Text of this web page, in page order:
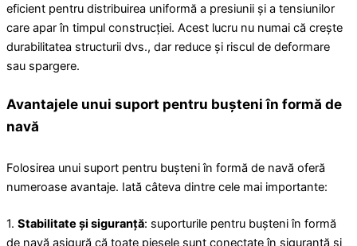
eficient pentru distribuirea uniformă a presiunii și a tensiunilor
care apar în timpul construcției. Acest lucru nu numai că crește
durabilitatea structurii dvs., dar reduce și riscul de deformare
sau spargere.
Avantajele unui suport pentru bușteni în formă de
navă
Folosirea unui suport pentru bușteni în formă de navă oferă
numeroase avantaje. Iată câteva dintre cele mai importante:
1. Stabilitate și siguranță: suporturile pentru bușteni în formă
de navă asigură că toate piesele sunt conectate în siguranță și